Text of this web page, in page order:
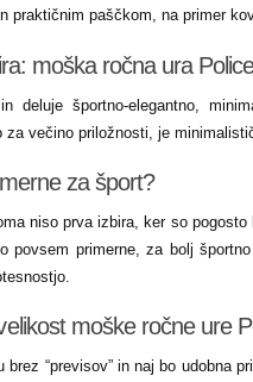
praktičnim paščkom, na primer
moška ročna ura
deluje športno-elegantno,
večino priložnosti, je
za šport?
niso prva izbira, ker so
povsem primerne, za bolj
moške ročne ure
brez “previsov” in naj bo udobna